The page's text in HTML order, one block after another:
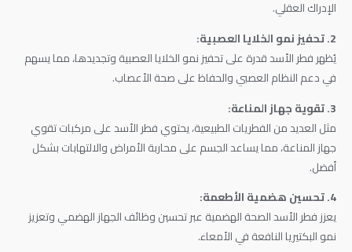
الإدراك العقلي.
2. تحفيز نمو الخلايا العصبية:
يُظهر فطر الأسد قدرة على تحفيز نمو الخلايا العصبية وتجديدها، مما يسهم
في دعم النظام العصبي والحفاظ على صحة الأعصاب.
3. تقوية جهاز المناعة:
مثل العديد من الفطريات الطبيعية، يحتوي فطر الأسد على مركبات تقوي
جهاز المناعة، مما يساعد الجسم على محاربة الأمراض والالتهابات بشكل
أفضل.
4. تحسين هضمية الأطعمة:
يعزز فطر الأسد الصحة الهضمية عبر تحسين وظائف الجهاز الهضمي وتعزيز
نمو البكتيريا النافعة في الأمعاء.